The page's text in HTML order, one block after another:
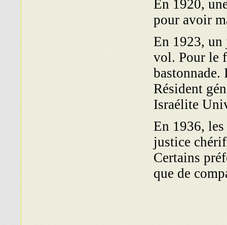
En 1920,
pour avoir
En 1923, un
vol. Pour le
bastonnade.
Résident
Israélite
En 1936,
justice
Certains
que de